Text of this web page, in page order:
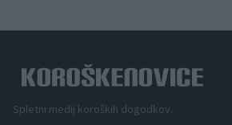
Spletni medij koroških dogodkov.